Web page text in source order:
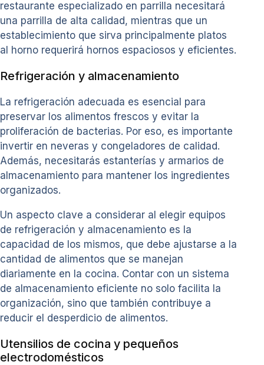
restaurante especializado en parrilla necesitará
una parrilla de alta calidad, mientras que un
establecimiento que sirva principalmente platos
al horno requerirá hornos espaciosos y eficientes.
Refrigeración y almacenamiento
La refrigeración adecuada es esencial para
preservar los alimentos frescos y evitar la
proliferación de bacterias. Por eso, es importante
invertir en neveras y congeladores de calidad.
Además, necesitarás estanterías y armarios de
almacenamiento para mantener los ingredientes
organizados.
Un aspecto clave a considerar al elegir equipos
de refrigeración y almacenamiento es la
capacidad de los mismos, que debe ajustarse a la
cantidad de alimentos que se manejan
diariamente en la cocina. Contar con un sistema
de almacenamiento eficiente no solo facilita la
organización, sino que también contribuye a
reducir el desperdicio de alimentos.
Utensilios de cocina y pequeños
electrodomésticos